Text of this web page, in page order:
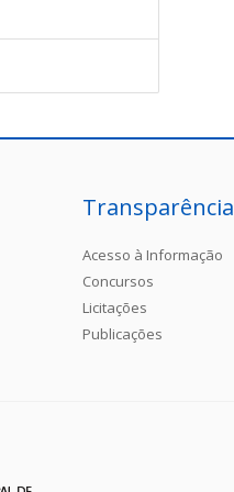
Transparência
Acesso à Informação
Concursos
Licitações
Publicações